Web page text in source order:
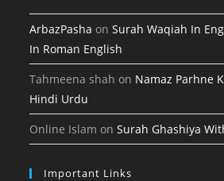
ArbazPasha onSurah Waqiah In
In Roman English
Tahmeena shah on Namaz Parhne
Hindi Urdu
Online Islam onSurah Ghashiya
Important Links